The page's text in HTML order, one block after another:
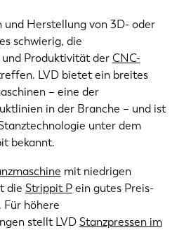
und Herstellung von 3D- oder
schwierig, die
Produktivität der CNC-
LVD bietet ein breites
– eine der
in der Branche – und ist
unter dem
bekannt.
mit niedrigen
die Strippit Pein gutes Preis-
Für höhere
stellt LVD Stanzpressen im